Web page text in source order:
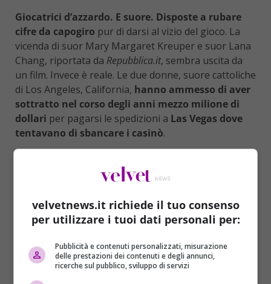
Giocatrici d’azzardo. E suore. Disposte a rubare
cifre da capogiro pur di darsi al vizio del gioco. La
vicenda di suor Mary Margaret Kreuper e suor Lana
Chang, riportata da Repubblica.it, sembra uscita da
un film. Invece è reale. Le due donne, suore cattoliche
di Los Angeles, California, hanno ammesso di aver
sottratto nel corso degli anni mezzo milione di
dollari per pagarsi le spedizioni a Las Vegas dove
tentavano di sbancare i casinò.
l’arcidiocesi di Los Angeles ha rivelato di aver
scoperto che le sorelle rubavano i soldi delle rette
e delle donazioni per la scuola cattolica di St.
JamesaTorrance, a sud di Los Angeles. “Sappiamo
che usavano i soldi per viaggiare, e sempre con la
meta dei casinò – ha detto un responsabile della
scuola -. Usavano il conto scolastico come proprio
conto personale”.
velvetnews.it richiede il tuo consenso
per utilizzare i tuoi dati personali per:
Pubblicità e contenuti personalizzati, misurazione
delle prestazioni dei contenuti e degli annunci,
ricerche sul pubblico, sviluppo di servizi